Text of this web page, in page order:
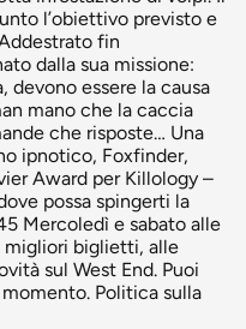
l’obiettivo previsto e
fin
dalla sua missione:
devono essere la causa
mano che la caccia
che risposte… Una
ipnotico, Foxfinder,
Award per Killology –
possa spingerti la
Mercoledì e sabato alle
migliori biglietti, alle
sul West End. Puoi
Politica sulla